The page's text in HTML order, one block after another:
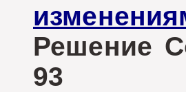
Решение
93